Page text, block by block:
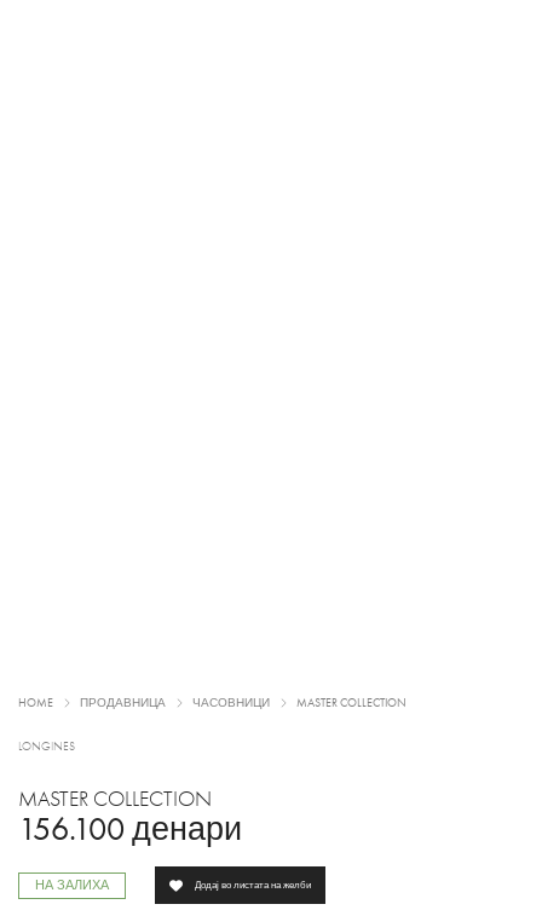
HOME ПРОДАВНИЦА ЧАСОВНИЦИ MASTER COLLECTION
LONGINES
MASTER COLLECTION
156.100 денари
НА ЗАЛИХА Додај во листата на желби